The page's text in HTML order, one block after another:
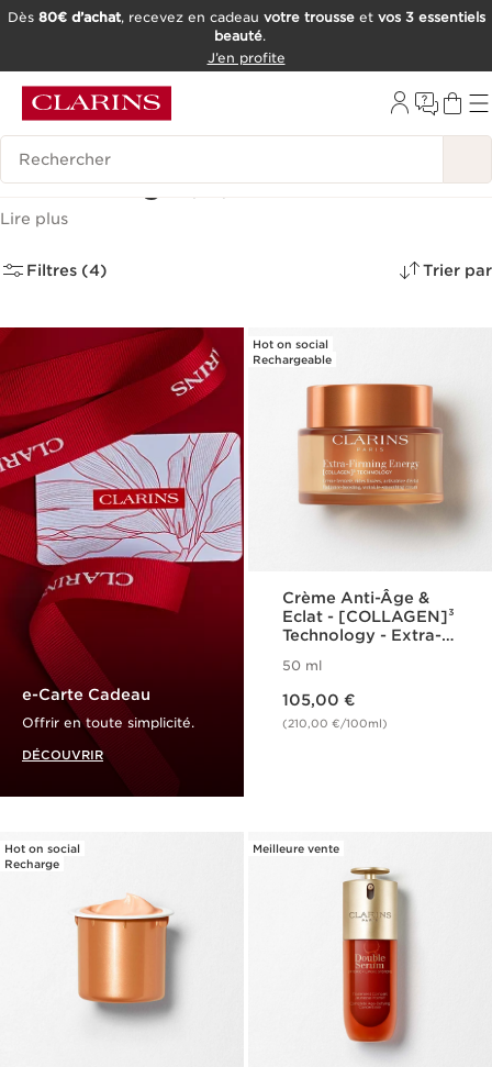
OUTIL D'ACCESSIBILITÉ
Dès 80€ d’achat, recevez en cadeau votre trousseet vos 3 essentiels
beauté.
J’en profite
Historique des recherches
Soins Visage (36)
Lire plus
Filtres (4) Trier par
e-Carte Cadeau
Offrir en toute simplicité.
DÉCOUVRIR
Hot on social
Rechargeable
Crème Anti-Âge &
Eclat - [COLLAGEN]³
Technology - Extra-
50 ml
105,00 €
(210,00 €/100ml)
Hot on social
Recharge
Meilleure vente